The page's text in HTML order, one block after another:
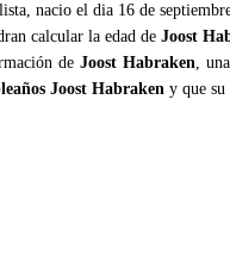
nacio el dia 16 de
calcular la edad de Joost
deJoost Habraken,
Joost Habraken y que su